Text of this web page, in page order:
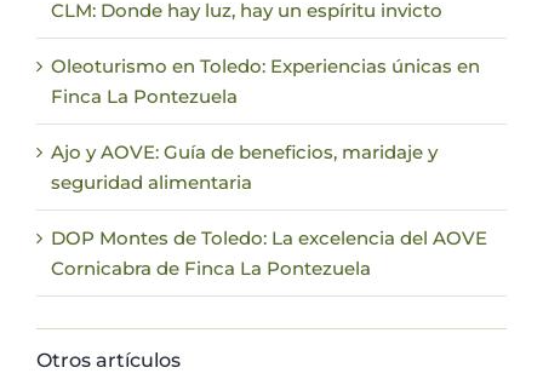
CLM: Donde hay luz, hay un espíritu invicto
Oleoturismo en Toledo: Experiencias únicas en
Finca La Pontezuela
Ajo y AOVE: Guía de beneficios, maridaje y
seguridad alimentaria
DOP Montes de Toledo: La excelencia del AOVE
Cornicabra de Finca La Pontezuela
Otros artículos